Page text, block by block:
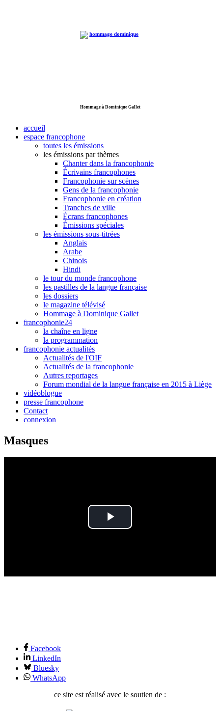
Hommage à Dominique Gallet
accueil
espace francophone
toutes les émissions
les émissions par thèmes
Chanter dans la francophonie
Écrivains francophones
Francophonie sur scènes
Gens de la francophonie
Francophonie en création
Tranches de ville
Écrans francophones
Émissions spéciales
les émissions sous-titrées
Anglais
Arabe
Chinois
Hindi
le tour du monde francophone
les pastilles de la langue française
les dossiers
le magazine télévisé
Hommage à Dominique Gallet
francophonie24
la chaîne en ligne
la programmation
francophonie actualités
Actualités de l'OIF
Actualités de la francophonie
Autres reportages
Forum mondial de la langue française en 2015 à Liège
vidéoblogue
presse francophone
Contact
connexion
Masques
Play
Facebook
LinkedIn
Bluesky
WhatsApp
ce site est réalisé avec le soutien de :